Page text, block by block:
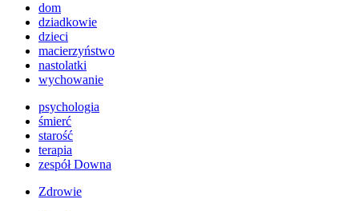
dom
dziadkowie
dzieci
macierzyństwo
nastolatki
wychowanie
psychologia
śmierć
starość
terapia
zespół Downa
Zdrowie